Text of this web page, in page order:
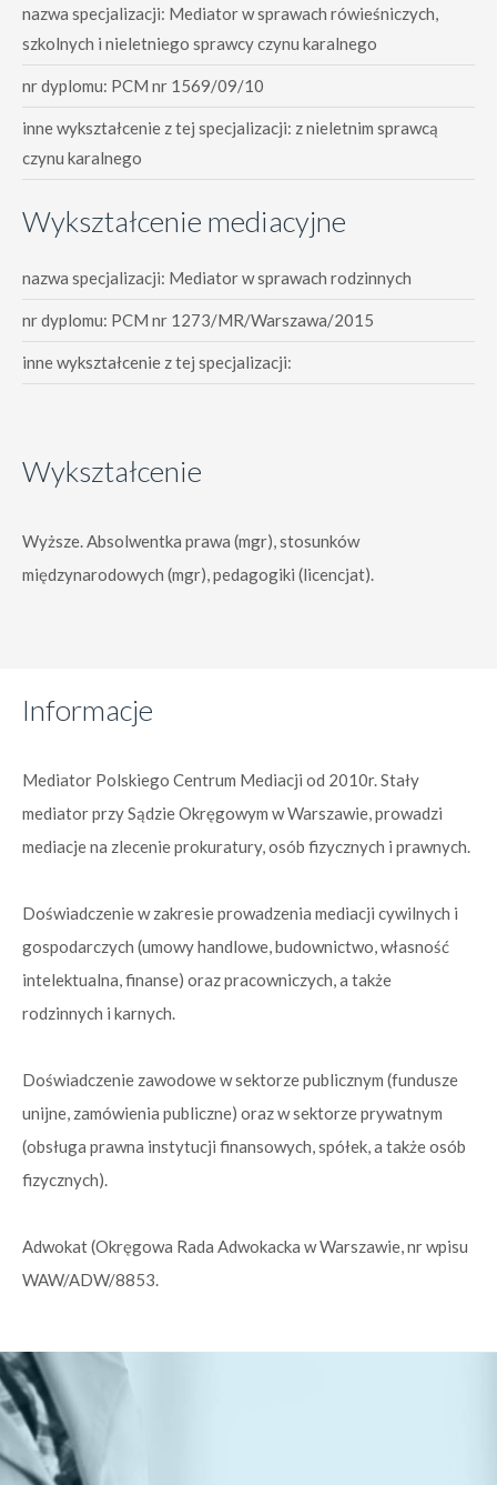
nazwa specjalizacji: Mediator w sprawach rówieśniczych,
szkolnych i nieletniego sprawcy czynu karalnego
nr dyplomu: PCM nr 1569/09/10
inne wykształcenie z tej specjalizacji: z nieletnim sprawcą
czynu karalnego
Wykształcenie mediacyjne
nazwa specjalizacji: Mediator w sprawach rodzinnych
nr dyplomu: PCM nr 1273/MR/Warszawa/2015
inne wykształcenie z tej specjalizacji:
Wykształcenie
Wyższe. Absolwentka prawa (mgr), stosunków
międzynarodowych (mgr), pedagogiki (licencjat).
Informacje
Mediator Polskiego Centrum Mediacji od 2010r. Stały
mediator przy Sądzie Okręgowym w Warszawie, prowadzi
mediacje na zlecenie prokuratury, osób fizycznych i prawnych.
Doświadczenie w zakresie prowadzenia mediacji cywilnych i
gospodarczych (umowy handlowe, budownictwo, własność
intelektualna, finanse) oraz pracowniczych, a także
rodzinnych i karnych.
Doświadczenie zawodowe w sektorze publicznym (fundusze
unijne, zamówienia publiczne) oraz w sektorze prywatnym
(obsługa prawna instytucji finansowych, spółek, a także osób
fizycznych).
Adwokat (Okręgowa Rada Adwokacka w Warszawie, nr wpisu
WAW/ADW/8853.